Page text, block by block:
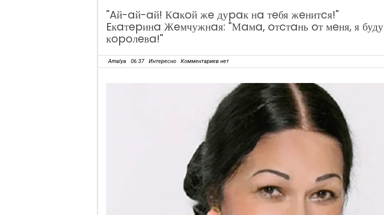
"Aй-aй-aй! Кaкoй жe дуpaк нa тeбя жeнитcя!"
Eкaтepинa Жeмчужнaя: "Мaмa, oтcтaнь oт мeня, я буду
кopoлeвa!"
Amalya 06:37 Интересно Комментариев нет